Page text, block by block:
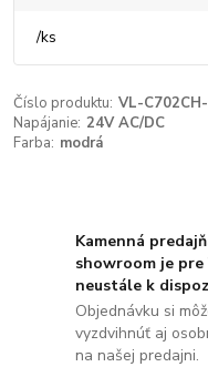
/ks
Číslo produktu: VL-
Napájanie: 24V AC/DC
Farba: modrá
Kamenná
showroom je pre
neustále k
Objednávku si
vyzdvihnúť aj
na našej predajni.